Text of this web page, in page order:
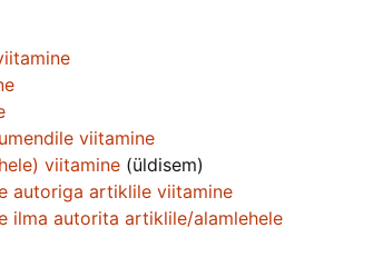
viitamine
viitamine (üldisem)
autoriga artiklile viitamine
ilma autorita artiklile/alamlehele